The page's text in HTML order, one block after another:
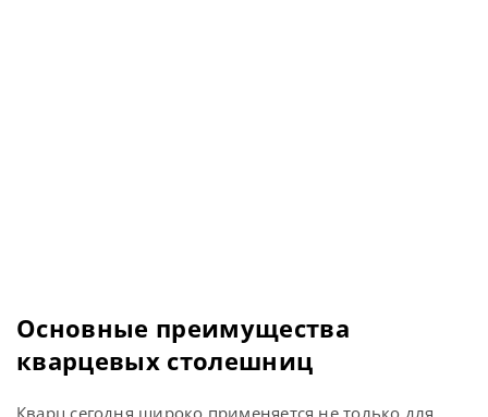
Основные преимущества
кварцевых столешниц